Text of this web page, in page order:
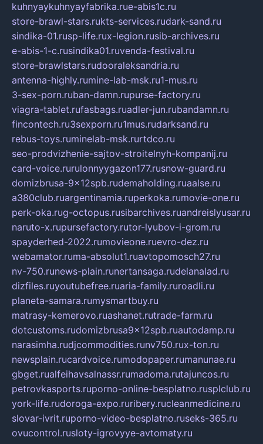
kuhnyaykuhnyayfabrika.rue-abis1c.ru
store-brawl-stars.rukts-services.rudark-sand.ru
sindika-01.rusp-life.rux-legion.rusib-archives.ru
e-abis-1-c.rusindika01.ruvenda-festival.ru
store-brawlstars.rudooraleksandria.ru
antenna-highly.rumine-lab-msk.ru1-mus.ru
3-sex-porn.ruban-damn.rupurse-factory.ru
viagra-tablet.rufasbags.ruadler-jun.rubandamn.ru
fincontech.ru3sexporn.ru1mus.rudarksand.ru
rebus-toys.ruminelab-msk.rurtdco.ru
seo-prodvizhenie-sajtov-stroitelnyh-kompanij.ru
card-voice.rurulonnyygazon177.rusnow-guard.ru
domizbrusa-9x12spb.rudemaholding.ruaalse.ru
a380club.ruargentinamia.ruperkoka.rumovie-one.ru
perk-oka.rug-octopus.rusibarchives.ruandreislyusar.ru
naruto-x.rupursefactory.rutor-lyubov-i-grom.ru
spayderhed-2022.rumovieone.ruevro-dez.ru
webamator.ruma-absolut1.ruavtopomosch27.ru
nv-750.runews-plain.runertansaga.rudelanalad.ru
dizfiles.ruyoutubefree.ruaria-family.ruroadli.ru
planeta-samara.rumysmartbuy.ru
matrasy-kemerovo.ruashanet.rutrade-farm.ru
dotcustoms.rudomizbrusa9x12spb.ruautodamp.ru
narasimha.rudjcommodities.runv750.rux-ton.ru
newsplain.rucardvoice.rumodopaper.rumanunae.ru
gbget.rualfeihavsalnassr.rumadoma.rutajuncos.ru
petrovkasports.ruporno-online-besplatno.rusplclub.ru
york-life.rudoroga-expo.ruribery.rucleanmedicine.ru
slovar-ivrit.ruporno-video-besplatno.ruseks-365.ru
ovucontrol.rusloty-igrovyye-avtomaty.ru